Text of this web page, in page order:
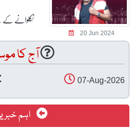
20 Jun 2024
نکلوانے کے
آج کا
07-Aug-2026
اہم